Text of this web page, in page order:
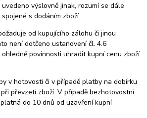
výslovně jinak, rozumí se dále
s dodáním zboží.
od kupujícího zálohu či jinou
není dotčeno ustanovení čl. 4.6
povinnosti uhradit kupní cenu zboží
hotovosti či v případě platby na dobírku
převzetí zboží. V případě bezhotovostní
do 10 dnů od uzavření kupní